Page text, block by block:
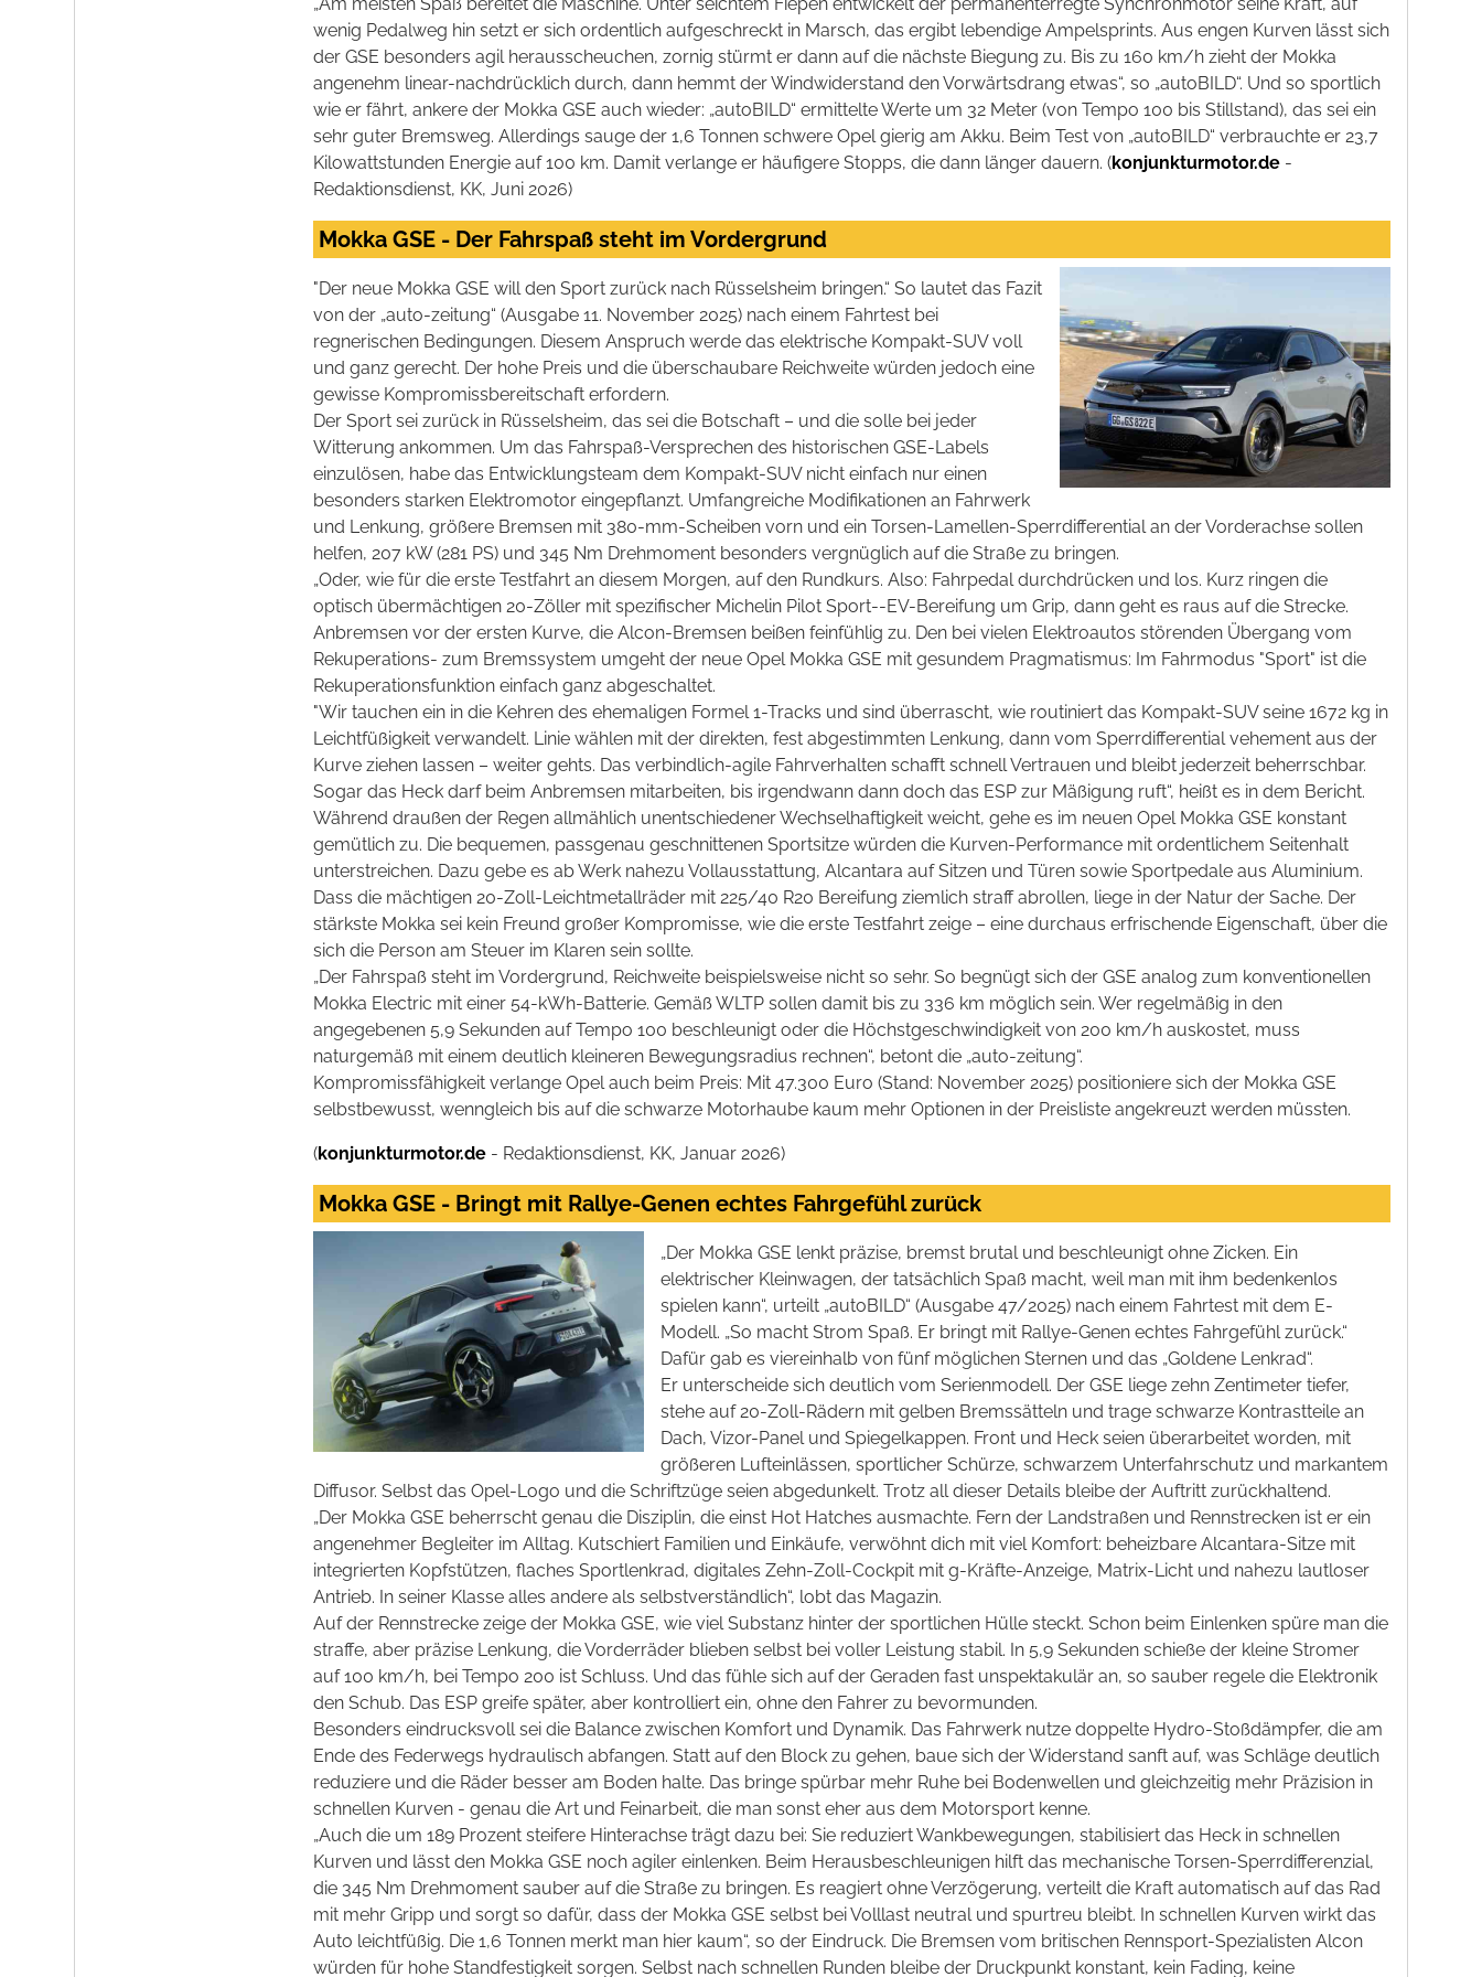
wenig Pedalweg hin setzt er sich ordentlich aufgeschreckt in Marsch, das ergibt lebendige Ampelsprints. Aus engen Kurven lässt sich
der GSE besonders agil herausscheuchen, zornig stürmt er dann auf die nächste Biegung zu. Bis zu 160 km/h zieht der Mokka
angenehm linear-nachdrücklich durch, dann hemmt der Windwiderstand den Vorwärtsdrang etwas“, so „autoBILD“. Und so sportlich
wie er fährt, ankere der Mokka GSE auch wieder: „autoBILD“ ermittelte Werte um 32 Meter (von Tempo 100 bis Stillstand), das sei ein
sehr guter Bremsweg. Allerdings sauge der 1,6 Tonnen schwere Opel gierig am Akku. Beim Test von „autoBILD“ verbrauchte er 23,7
Kilowattstunden Energie auf 100 km. Damit verlange er häufigere Stopps, die dann länger dauern. (konjunkturmotor.de -
Redaktionsdienst, KK, Juni 2026)
Mokka GSE - Der Fahrspaß steht im Vordergrund
"Der neue Mokka GSE will den Sport zurück nach Rüsselsheim bringen.“ So lautet das Fazit
von der „auto-zeitung“ (Ausgabe 11. November 2025) nach einem Fahrtest bei
regnerischen Bedingungen. Diesem Anspruch werde das elektrische Kompakt-SUV voll
und ganz gerecht. Der hohe Preis und die überschaubare Reichweite würden jedoch eine
gewisse Kompromissbereitschaft erfordern.
Der Sport sei zurück in Rüsselsheim, das sei die Botschaft – und die solle bei jeder
Witterung ankommen. Um das Fahrspaß-Versprechen des historischen GSE-Labels
einzulösen, habe das Entwicklungsteam dem Kompakt-SUV nicht einfach nur einen
besonders starken Elektromotor eingepflanzt. Umfangreiche Modifikationen an Fahrwerk
und Lenkung, größere Bremsen mit 380-mm-Scheiben vorn und ein Torsen-Lamellen-Sperrdifferential an der Vorderachse sollen
helfen, 207 kW (281 PS) und 345 Nm Drehmoment besonders vergnüglich auf die Straße zu bringen.
„Oder, wie für die erste Testfahrt an diesem Morgen, auf den Rundkurs. Also: Fahrpedal durchdrücken und los. Kurz ringen die
optisch übermächtigen 20-Zöller mit spezifischer Michelin Pilot Sport--EV-Bereifung um Grip, dann geht es raus auf die Strecke.
Anbremsen vor der ersten Kurve, die Alcon-Bremsen beißen feinfühlig zu. Den bei vielen Elektroautos störenden Übergang vom
Rekuperations- zum Bremssystem umgeht der neue Opel Mokka GSE mit gesundem Pragmatismus: Im Fahrmodus "Sport" ist die
Rekuperationsfunktion einfach ganz abgeschaltet.
"Wir tauchen ein in die Kehren des ehemaligen Formel 1-Tracks und sind überrascht, wie routiniert das Kompakt-SUV seine 1672 kg in
Leichtfüßigkeit verwandelt. Linie wählen mit der direkten, fest abgestimmten Lenkung, dann vom Sperrdifferential vehement aus der
Kurve ziehen lassen – weiter gehts. Das verbindlich-agile Fahrverhalten schafft schnell Vertrauen und bleibt jederzeit beherrschbar.
Sogar das Heck darf beim Anbremsen mitarbeiten, bis irgendwann dann doch das ESP zur Mäßigung ruft“, heißt es in dem Bericht.
Während draußen der Regen allmählich unentschiedener Wechselhaftigkeit weicht, gehe es im neuen Opel Mokka GSE konstant
gemütlich zu. Die bequemen, passgenau geschnittenen Sportsitze würden die Kurven-Performance mit ordentlichem Seitenhalt
unterstreichen. Dazu gebe es ab Werk nahezu Vollausstattung, Alcantara auf Sitzen und Türen sowie Sportpedale aus Aluminium.
Dass die mächtigen 20-Zoll-Leichtmetallräder mit 225/40 R20 Bereifung ziemlich straff abrollen, liege in der Natur der Sache. Der
stärkste Mokka sei kein Freund großer Kompromisse, wie die erste Testfahrt zeige – eine durchaus erfrischende Eigenschaft, über die
sich die Person am Steuer im Klaren sein sollte.
„Der Fahrspaß steht im Vordergrund, Reichweite beispielsweise nicht so sehr. So begnügt sich der GSE analog zum konventionellen
Mokka Electric mit einer 54-kWh-Batterie. Gemäß WLTP sollen damit bis zu 336 km möglich sein. Wer regelmäßig in den
angegebenen 5,9 Sekunden auf Tempo 100 beschleunigt oder die Höchstgeschwindigkeit von 200 km/h auskostet, muss
naturgemäß mit einem deutlich kleineren Bewegungsradius rechnen“, betont die „auto-zeitung“.
Kompromissfähigkeit verlange Opel auch beim Preis: Mit 47.300 Euro (Stand: November 2025) positioniere sich der Mokka GSE
selbstbewusst, wenngleich bis auf die schwarze Motorhaube kaum mehr Optionen in der Preisliste angekreuzt werden müssten.
(konjunkturmotor.de - Redaktionsdienst, KK, Januar 2026)
Mokka GSE - Bringt mit Rallye-Genen echtes Fahrgefühl zurück
„Der Mokka GSE lenkt präzise, bremst brutal und beschleunigt ohne Zicken. Ein
elektrischer Kleinwagen, der tatsächlich Spaß macht, weil man mit ihm bedenkenlos
spielen kann“, urteilt „autoBILD“ (Ausgabe 47/2025) nach einem Fahrtest mit dem E-
Modell. „So macht Strom Spaß. Er bringt mit Rallye-Genen echtes Fahrgefühl zurück.“
Dafür gab es viereinhalb von fünf möglichen Sternen und das „Goldene Lenkrad“.
Er unterscheide sich deutlich vom Serienmodell. Der GSE liege zehn Zentimeter tiefer,
stehe auf 20-Zoll-Rädern mit gelben Bremssätteln und trage schwarze Kontrastteile an
Dach, Vizor-Panel und Spiegelkappen. Front und Heck seien überarbeitet worden, mit
größeren Lufteinlässen, sportlicher Schürze, schwarzem Unterfahrschutz und markantem
Diffusor. Selbst das Opel-Logo und die Schriftzüge seien abgedunkelt. Trotz all dieser Details bleibe der Auftritt zurückhaltend.
„Der Mokka GSE beherrscht genau die Disziplin, die einst Hot Hatches ausmachte. Fern der Landstraßen und Rennstrecken ist er ein
angenehmer Begleiter im Alltag. Kutschiert Familien und Einkäufe, verwöhnt dich mit viel Komfort: beheizbare Alcantara-Sitze mit
integrierten Kopfstützen, flaches Sportlenkrad, digitales Zehn-Zoll-Cockpit mit g-Kräfte-Anzeige, Matrix-Licht und nahezu lautloser
Antrieb. In seiner Klasse alles andere als selbstverständlich“, lobt das Magazin.
Auf der Rennstrecke zeige der Mokka GSE, wie viel Substanz hinter der sportlichen Hülle steckt. Schon beim Einlenken spüre man die
straffe, aber präzise Lenkung, die Vorderräder blieben selbst bei voller Leistung stabil. In 5,9 Sekunden schieße der kleine Stromer
auf 100 km/h, bei Tempo 200 ist Schluss. Und das fühle sich auf der Geraden fast unspektakulär an, so sauber regele die Elektronik
den Schub. Das ESP greife später, aber kontrolliert ein, ohne den Fahrer zu bevormunden.
Besonders eindrucksvoll sei die Balance zwischen Komfort und Dynamik. Das Fahrwerk nutze doppelte Hydro-Stoßdämpfer, die am
Ende des Federwegs hydraulisch abfangen. Statt auf den Block zu gehen, baue sich der Widerstand sanft auf, was Schläge deutlich
reduziere und die Räder besser am Boden halte. Das bringe spürbar mehr Ruhe bei Bodenwellen und gleichzeitig mehr Präzision in
schnellen Kurven - genau die Art und Feinarbeit, die man sonst eher aus dem Motorsport kenne.
„Auch die um 189 Prozent steifere Hinterachse trägt dazu bei: Sie reduziert Wankbewegungen, stabilisiert das Heck in schnellen
Kurven und lässt den Mokka GSE noch agiler einlenken. Beim Herausbeschleunigen hilft das mechanische Torsen-Sperrdifferenzial,
die 345 Nm Drehmoment sauber auf die Straße zu bringen. Es reagiert ohne Verzögerung, verteilt die Kraft automatisch auf das Rad
mit mehr Gripp und sorgt so dafür, dass der Mokka GSE selbst bei Volllast neutral und spurtreu bleibt. In schnellen Kurven wirkt das
Auto leichtfüßig. Die 1,6 Tonnen merkt man hier kaum“, so der Eindruck. Die Bremsen vom britischen Rennsport-Spezialisten Alcon
würden für hohe Standfestigkeit sorgen. Selbst nach schnellen Runden bleibe der Druckpunkt konstant, kein Fading, keine